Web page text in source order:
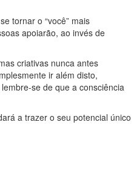
tornar o “você” mais
apoiarão, ao invés de
criativas nunca antes
ir além disto,
se de que a consciência
a trazer o seu potencial único